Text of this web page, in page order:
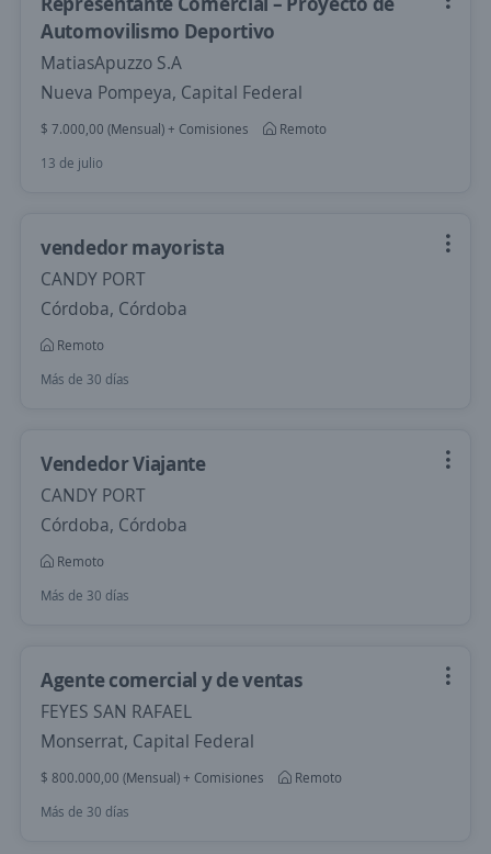
Automovilismo Deportivo
MatiasApuzzo S.A
Nueva Pompeya, Capital Federal
$ 7.000,00 (Mensual) + Comisiones
Remoto
13 de julio
vendedor mayorista
CANDY PORT
Córdoba, Córdoba
Remoto
Más de 30 días
Vendedor Viajante
CANDY PORT
Córdoba, Córdoba
Remoto
Más de 30 días
Agente comercial y de ventas
FEYES SAN RAFAEL
Monserrat, Capital Federal
$ 800.000,00 (Mensual) + Comisiones
Remoto
Más de 30 días